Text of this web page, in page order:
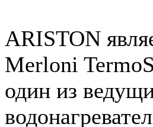
ARISTON
Merloni
один из